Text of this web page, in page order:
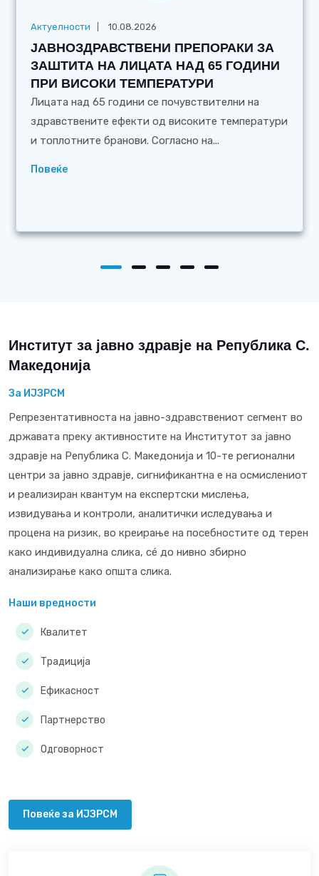
Актуелности 10.08.2026
ЈАВНОЗДРАВСТВЕНИ ПРЕПОРАКИ ЗА
ЗАШТИТА НА ЛИЦАТА НАД 65 ГОДИНИ
ПРИ ВИСОКИ ТЕМПЕРАТУРИ
Лицата над 65 години се почувствителни на
здравствените ефекти од високите температури
и топлотните бранови. Согласно на...
Повеќе
Институт за јавно здравје на Република С.
Македонија
За ИЈЗРСМ
Репрезентативноста на јавно-здравствениот сегмент во
државата преку активностите на Институтот за јавно
здравје на Република С. Македонија и 10-те регионални
центри за јавно здравје, сигнификантна е на осмислениот
и реализиран квантум на експертски мислења,
извидувања и контроли, аналитички иследувања и
процена на ризик, во креирање на посебностите од терен
како индивидуална слика, сé до нивно збирно
анализирање како општа слика.
Наши вредности
Квалитет
Традиција
Ефикасност
Партнерство
Одговорност
Повеќе за ИЈЗРСМ